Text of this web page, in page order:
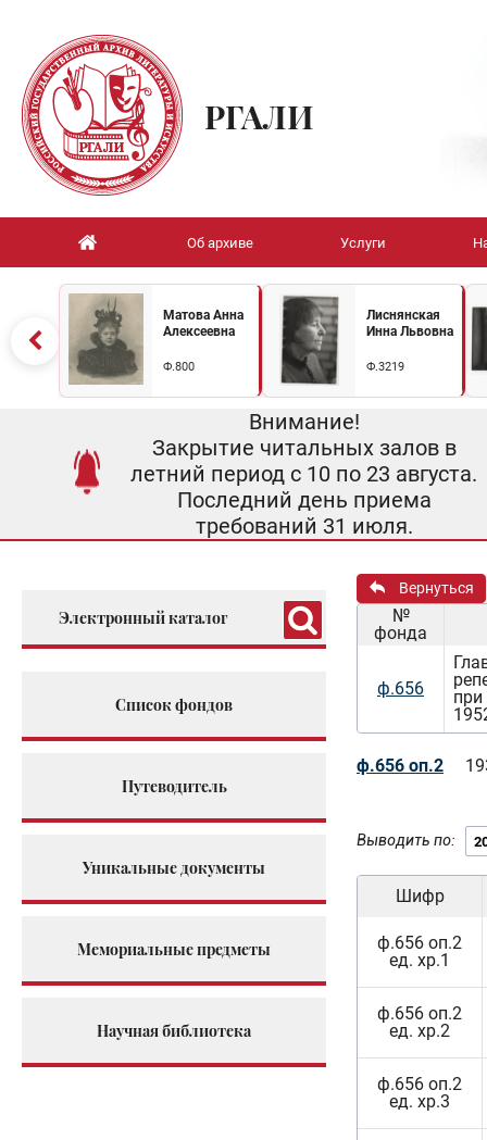
РГАЛИ
Об архиве Услуги
Матова Анна
Алексеевна
Ф.800
Лиснянская
Инна Львовна
Ф.3219
Внимание!
Закрытие читальных залов в
летний период с 10 по 23 августа.
Последний день приема
требований 31 июля.
Электронный каталог
Список фондов
Путеводитель
Уникальные документы
Мемориальные предметы
Научная библиотека
Вернуться
№
фонда
ф.656
ф.656 оп.2
Выводить по:
Шифр
ф.656 оп.2
ед. хр.1
ф.656 оп.2
ед. хр.2
ф.656 оп.2
ед. хр.3